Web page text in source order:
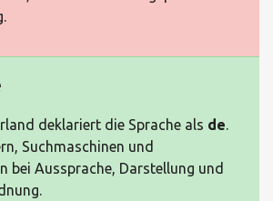
deklariert die Sprache als de.
Suchmaschinen und
bei Aussprache, Darstellung und